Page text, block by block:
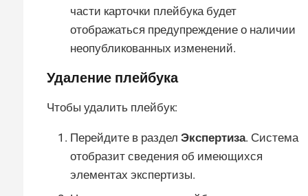
части карточки плейбука будет
отображаться предупреждение о наличии
неопубликованных изменений.
Удаление плейбука
Чтобы удалить плейбук:
Перейдите в раздел Экспертиза. Система
отобразит сведения об имеющихся
элементах экспертизы.